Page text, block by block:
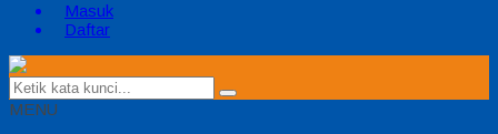
Masuk
Daftar
MENU